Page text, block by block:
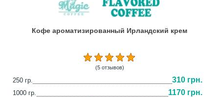
Кофе ароматизированный Ирландский крем
(5 отзывов)
250 гр. 310 грн.
1000 гр. 1170 грн.